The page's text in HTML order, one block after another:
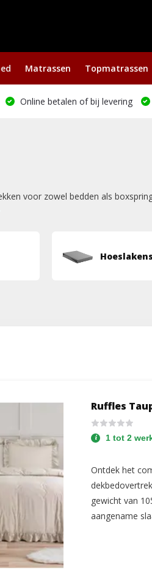
Matrassen Topmatrassen
Online betalen of bij levering
voor zowel bedden als
Hoeslakens
Ruffles
1 tot 2
Ontdek het
gewicht van
aangename